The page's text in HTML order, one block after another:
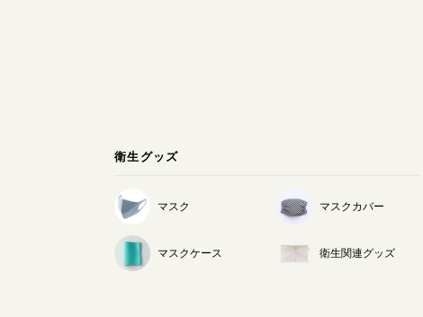
衛生グッズ
マスク マスクカバー
マスクケース 衛生関連グッズ